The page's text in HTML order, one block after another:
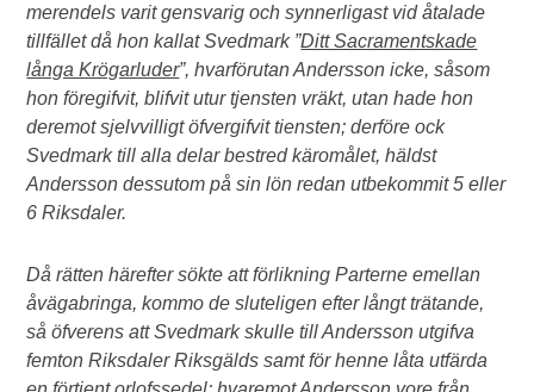
merendels varit gensvarig och synnerligast vid åtalade
tillfället då hon kallat Svedmark ”Ditt Sacramentskade
långa Krögarluder”, hvarförutan Andersson icke, såsom
hon föregifvit, blifvit utur tjensten vräkt, utan hade hon
deremot sjelvvilligt öfvergifvit tiensten; derföre ock
Svedmark till alla delar bestred käromålet, häldst
Andersson dessutom på sin lön redan utbekommit 5 eller
6 Riksdaler.
Då rätten härefter sökte att förlikning Parterne emellan
åvägabringa, kommo de sluteligen efter långt trätande,
så öfverens att Svedmark skulle till Andersson utgifva
femton Riksdaler Riksgälds samt för henne låta utfärda